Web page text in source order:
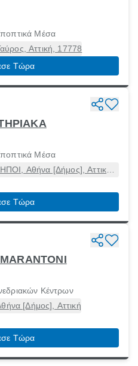
Μέσα
Αττική, 17778
Τώρα
Μέσα
Αθήνα [Δήμος], Αττική,
Τώρα
Κέντρων
[Δήμος], Αττική
Τώρα